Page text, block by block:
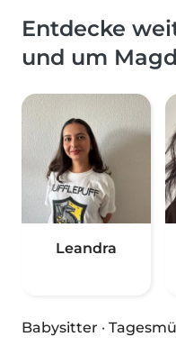
Entdecke
und um
Leandra
Babysitter ·